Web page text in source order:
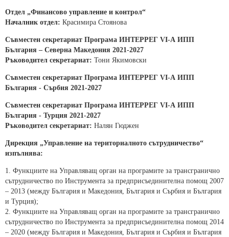
Отдел „Финансово управление и контрол“
Началник отдел: Красимира Стоянова
Съвместен секретариат Програма ИНТЕРРЕГ VІ-А ИПП
България – Северна Македония 2021-2027
Ръководител секретариат: Тони Якимовски
Съвместен секретариат Програма ИНТЕРРЕГ VІ-А ИПП
България - Сърбия 2021-2027
Съвместен секретариат Програма ИНТЕРРЕГ VІ-А ИПП
България - Турция 2021-2027
Ръководител секретариат: Налян Гюджен
Дирекция „Управление на териториалното сътрудничество“
изпълнява:
1. Функциите на Управляващ орган на програмите за трансгранично
сътрудничество по Инструмента за предприсъединителна помощ 2007
– 2013 (между България и Македония, България и Сърбия и България
и Турция);
2. Функциите на Управляващ орган на програмите за трансгранично
сътрудничество по Инструмента за предприсъединителна помощ 2014
– 2020 (между България и Македония, България и Сърбия и България